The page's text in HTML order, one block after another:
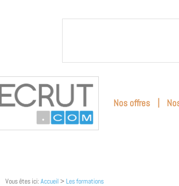
Nos offres |
Vous êtes ici: Accueil > Les formations